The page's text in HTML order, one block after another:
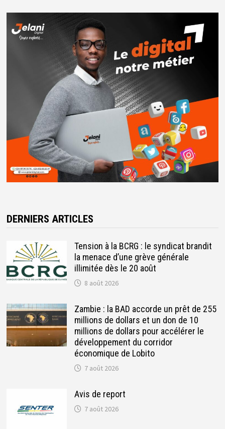
DERNIERS ARTICLES
Tension à la BCRG : le syndicat brandit
la menace d’une grève générale
illimitée dès le 20 août
8 août 2026
Zambie : la BAD accorde un prêt de 255
millions de dollars et un don de 10
millions de dollars pour accélérer le
développement du corridor
économique de Lobito
7 août 2026
Avis de report
7 août 2026